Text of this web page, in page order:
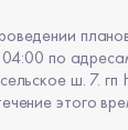
по
7. гп Новоселье, ул.